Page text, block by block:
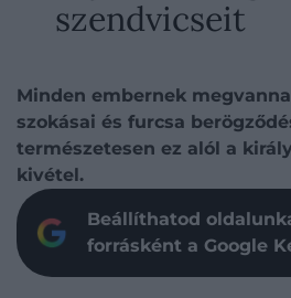
szendvicseit
Minden embernek
szokásai és furcsa
természetesen ez alól a
kivétel.
Beállíthatod
forrásként a Google